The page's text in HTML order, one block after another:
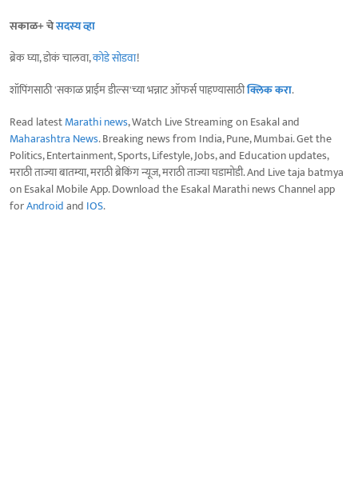
सकाळ+ चेसदस्य व्हा
ब्रेक घ्या, डोकं चालवा,कोडे सोडवा!
शॉपिंगसाठी 'सकाळ प्राईम डील्स'च्या भन्नाट ऑफर्स पाहण्यासाठीक्लिक करा.
Read latestMarathi news, Watch Live Streaming on Esakal and
Maharashtra News. Breaking news from India, Pune, Mumbai. Get the
Politics, Entertainment, Sports, Lifestyle, Jobs, and Education updates,
मराठी ताज्या बातम्या, मराठी ब्रेकिंग न्यूज, मराठी ताज्या घडामोडी. And Live taja batmya
on Esakal Mobile App. Download the Esakal Marathi news Channel app
forAndroidand IOS.